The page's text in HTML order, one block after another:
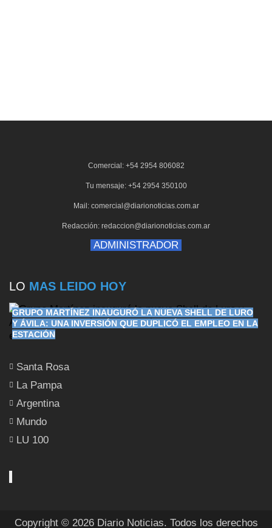
Comercial: +54 2954 806082
Tu mensaje: +54 2954 350100
Mail: comercial@diarionoticias.com.ar
Redacción: redaccion@diarionoticias.com.ar
ADMINISTRADOR
LO MAS LEIDO HOY
GRUPO MARTÍNEZ INAUGURÓ LA NUEVA SHELL DE LURO
Y ÁVILA: UNA INVERSIÓN QUE DUPLICÓ EL EMPLEO EN LA
ESTACIÓN
Santa Rosa
La Pampa
Argentina
Mundo
LU 100
Copyright © 2026 Diario Noticias. Todos los derechos